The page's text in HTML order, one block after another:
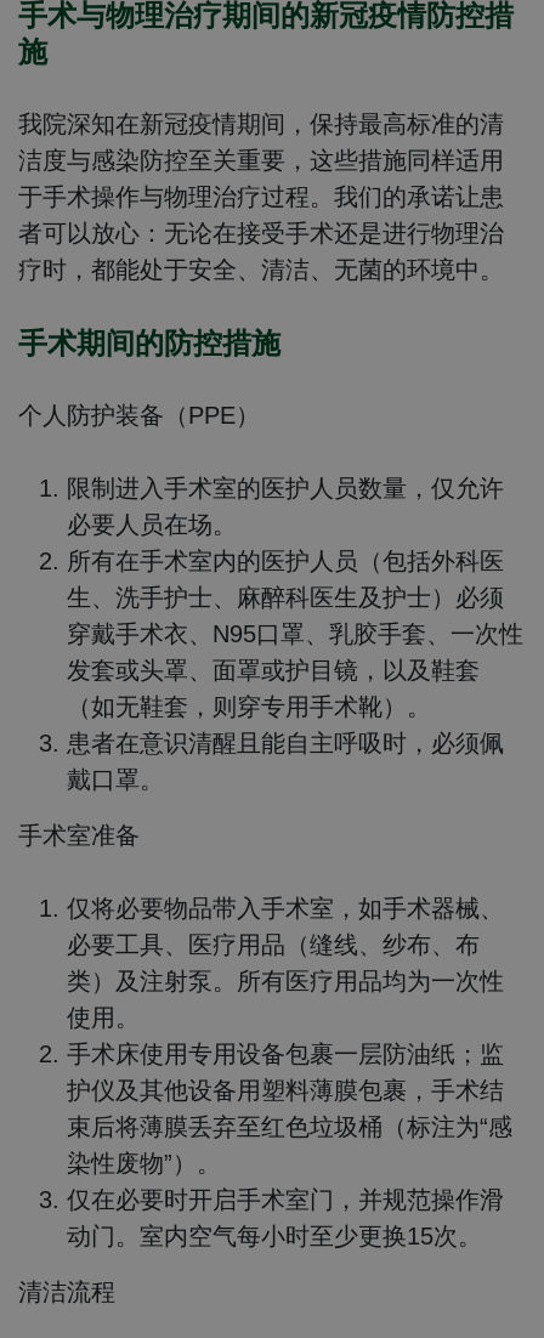
手术与物理治疗期间的新冠疫情防控措
施
我院深知在新冠疫情期间，保持最高标准的清
洁度与感染防控至关重要，这些措施同样适用
于手术操作与物理治疗过程。我们的承诺让患
者可以放心：无论在接受手术还是进行物理治
疗时，都能处于安全、清洁、无菌的环境中。
手术期间的防控措施
个人防护装备（PPE）
限制进入手术室的医护人员数量，仅允许
必要人员在场。
所有在手术室内的医护人员（包括外科医
生、洗手护士、麻醉科医生及护士）必须
穿戴手术衣、N95口罩、乳胶手套、一次性
发套或头罩、面罩或护目镜，以及鞋套
（如无鞋套，则穿专用手术靴）。
患者在意识清醒且能自主呼吸时，必须佩
戴口罩。
手术室准备
仅将必要物品带入手术室，如手术器械、
必要工具、医疗用品（缝线、纱布、布
类）及注射泵。所有医疗用品均为一次性
使用。
手术床使用专用设备包裹一层防油纸；监
护仪及其他设备用塑料薄膜包裹，手术结
束后将薄膜丢弃至红色垃圾桶（标注为“感
染性废物”）。
仅在必要时开启手术室门，并规范操作滑
动门。室内空气每小时至少更换15次。
清洁流程